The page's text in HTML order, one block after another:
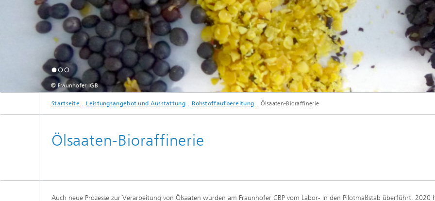
Rapssaaten zur Gewinnung von Wertstoffen und neuen Produkten.
© Fraunhofer IGB
Startseite Leistungsangebot und Ausstattung Rohstoffaufbereitung Ölsaaten-Bioraffinerie
Ölsaaten-Bioraffinerie
Auch neue Prozesse zur Verarbeitung von Ölsaaten wurden am Fraunhofer CBP vom Labor- in den Pilotmaßstab überführt. 2020